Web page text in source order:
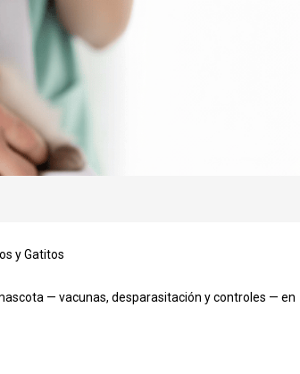
y Gatitos
— vacunas, desparasitación y controles — en